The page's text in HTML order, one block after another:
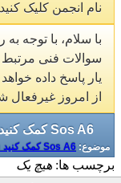
نام انجمن کلیک
با سلام، با توجه
سوالات فنی مرتبط
یار پاسخ داده
از امروز غیرفعال
Sos A6 کمک کنید gsm
موضوع: Sos A6 کمک کنید gsm
برچسب ها: هیچ یک